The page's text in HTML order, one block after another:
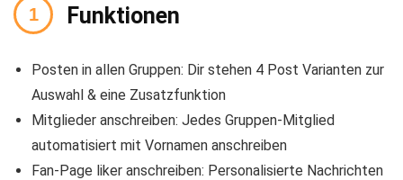
Funktionen
Posten in allen Gruppen: Dir stehen 4 Post Varianten zur
Auswahl & eine Zusatzfunktion
Mitglieder anschreiben: Jedes Gruppen-Mitglied
automatisiert mit Vornamen anschreiben
Fan-Page liker anschreiben: Personalisierte Nachrichten